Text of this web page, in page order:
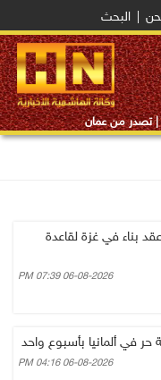
البحث
| تصدر من عمان
بناء في غزة لقاعدة
06-08-2026 07:39 PM
06-08-2026 04:16 PM